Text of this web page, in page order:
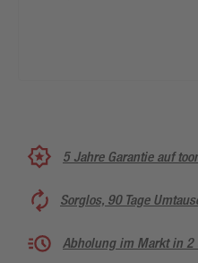
5 Jahre Garantie auf
Sorglos, 90 Tage
Abholung im Markt in 2